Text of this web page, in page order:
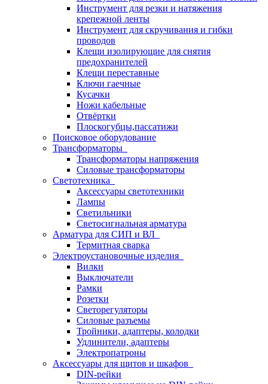
Инструмент для резки и натяжения
крепежной ленты
Инструмент для скручивания и гибки
проводов
Клещи изолирующие для снятия
предохранителей
Клещи переставные
Ключи гаечные
Кусачки
Ножи кабельные
Отвёртки
Плоскогубцы,пассатижи
Поисковое оборудование
Трансформаторы
Трансформаторы напряжения
Силовые трансформаторы
Светотехника
Аксессуары светотехники
Лампы
Светильники
Светосигнальная арматура
Арматура для СИП и ВЛ
Термитная сварка
Электроустановочные изделия
Вилки
Выключатели
Рамки
Розетки
Светорегуляторы
Силовые разъемы
Тройники, адаптеры, колодки
Удлинители, адаптеры
Электропатроны
Аксессуары для щитов и шкафов
DIN-рейки